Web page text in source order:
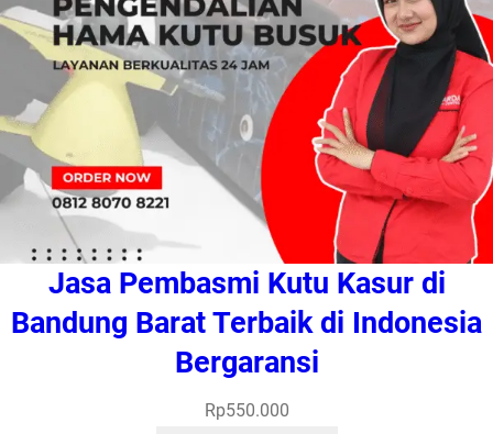
Jasa Pembasmi Kutu Kasur di
Bandung Barat Terbaik di Indonesia
Bergaransi
Rp550.000